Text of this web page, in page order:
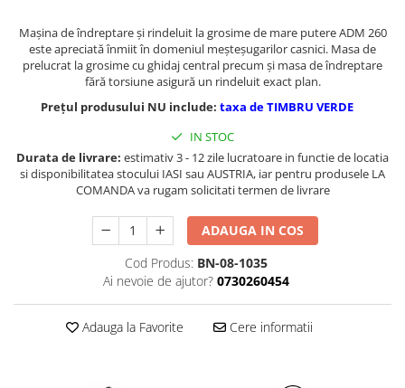
Masini de gaurit cu coloana si
curea de distributie
Masini de gaurit cu masa
Masini de gaurit cu stand si
coloana
Masini de gaurit si frezat
Masini de gaurit cu freza
Masini de frezat universale
Centre de prelucrare verticale CNC
Masini de frezat cu batiu
Masini de frezat multifunctionale
Masini de frezat universale SERVO
Masini de frezat verticale
Maşina de îndreptare şi rindeluit la grosime de mare putere ADM 260
este apreciată înmiit în domeniul meşteşugarilor casnici. Masa de
prelucrat la grosime cu ghidaj central precum şi masa de îndreptare
fără torsiune asigură un rindeluit exact plan.
Prețul produsului NU include: taxa de TIMBRU VERDE
IN STOC
Durata de livrare: estimativ 3 - 12 zile lucratoare in functie de locatia
si disponibilitatea stocului IASI sau AUSTRIA, iar pentru produsele LA
COMANDA va rugam solicitati termen de livrare
ADAUGA IN COS
Cod Produs: BN-08-1035
Ai nevoie de ajutor? 0730260454
Adauga la Favorite Cere informatii